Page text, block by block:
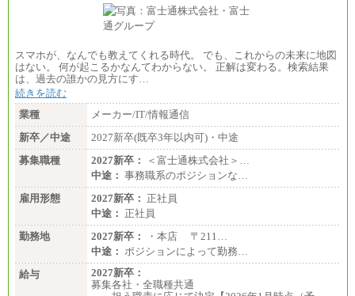
スマホが、なんでも教えてくれる時代。 でも、これからの未来に地図
はない。 何が起こるかなんてわからない。 正解は変わる。検索結果
は、過去の誰かの見方にす…
続きを読む
業種
メーカー/IT/情報通信
新卒／中途
2027新卒(既卒3年以内可)・中途
募集職種
2027新卒：
＜富士通株式会社＞…
中途： 事務職系のポジションな…
雇用形態
2027新卒： 正社員
中途： 正社員
勤務地
2027新卒：
・本店 〒211…
中途： ポジションによって勤務…
給与
2027新卒：
募集各社・全職種共通